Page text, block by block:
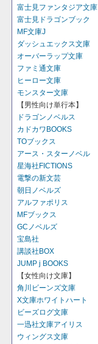
富士見ファンタジア文庫
富士見ドラゴンブック
MF文庫J
ダッシュエックス文庫
オーバーラップ文庫
ファミ通文庫
ヒーロー文庫
モンスター文庫
【男性向け単行本】
ドラゴンノベルス
カドカワBOOKS
TOブックス
アース・スターノベル
星海社FICTIONS
電撃の新文芸
朝日ノベルズ
アルファポリス
MFブックス
GCノベルズ
宝島社
講談社BOX
JUMP j BOOKS
【女性向け文庫】
角川ビーンズ文庫
X文庫ホワイトハート
ビーズログ文庫
一迅社文庫アイリス
ウィングス文庫